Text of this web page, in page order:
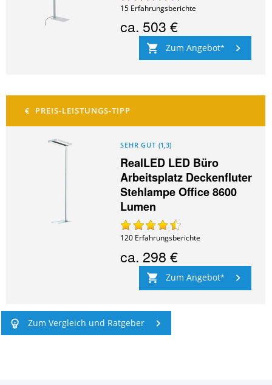
15 Erfahrungsberichte
ca. 503 €
Zum Angebot
SEHR GUT (1,3)
RealLED LED Büro
Arbeitsplatz Deckenfluter
Stehlampe Office 8600
Lumen
120 Erfahrungsberichte
ca. 298 €
Zum Angebot
Zum Vergleich und Ratgeber